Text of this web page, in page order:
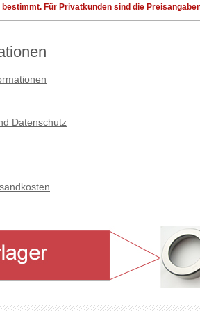
Für Privatkunden sind die
Datenschutz